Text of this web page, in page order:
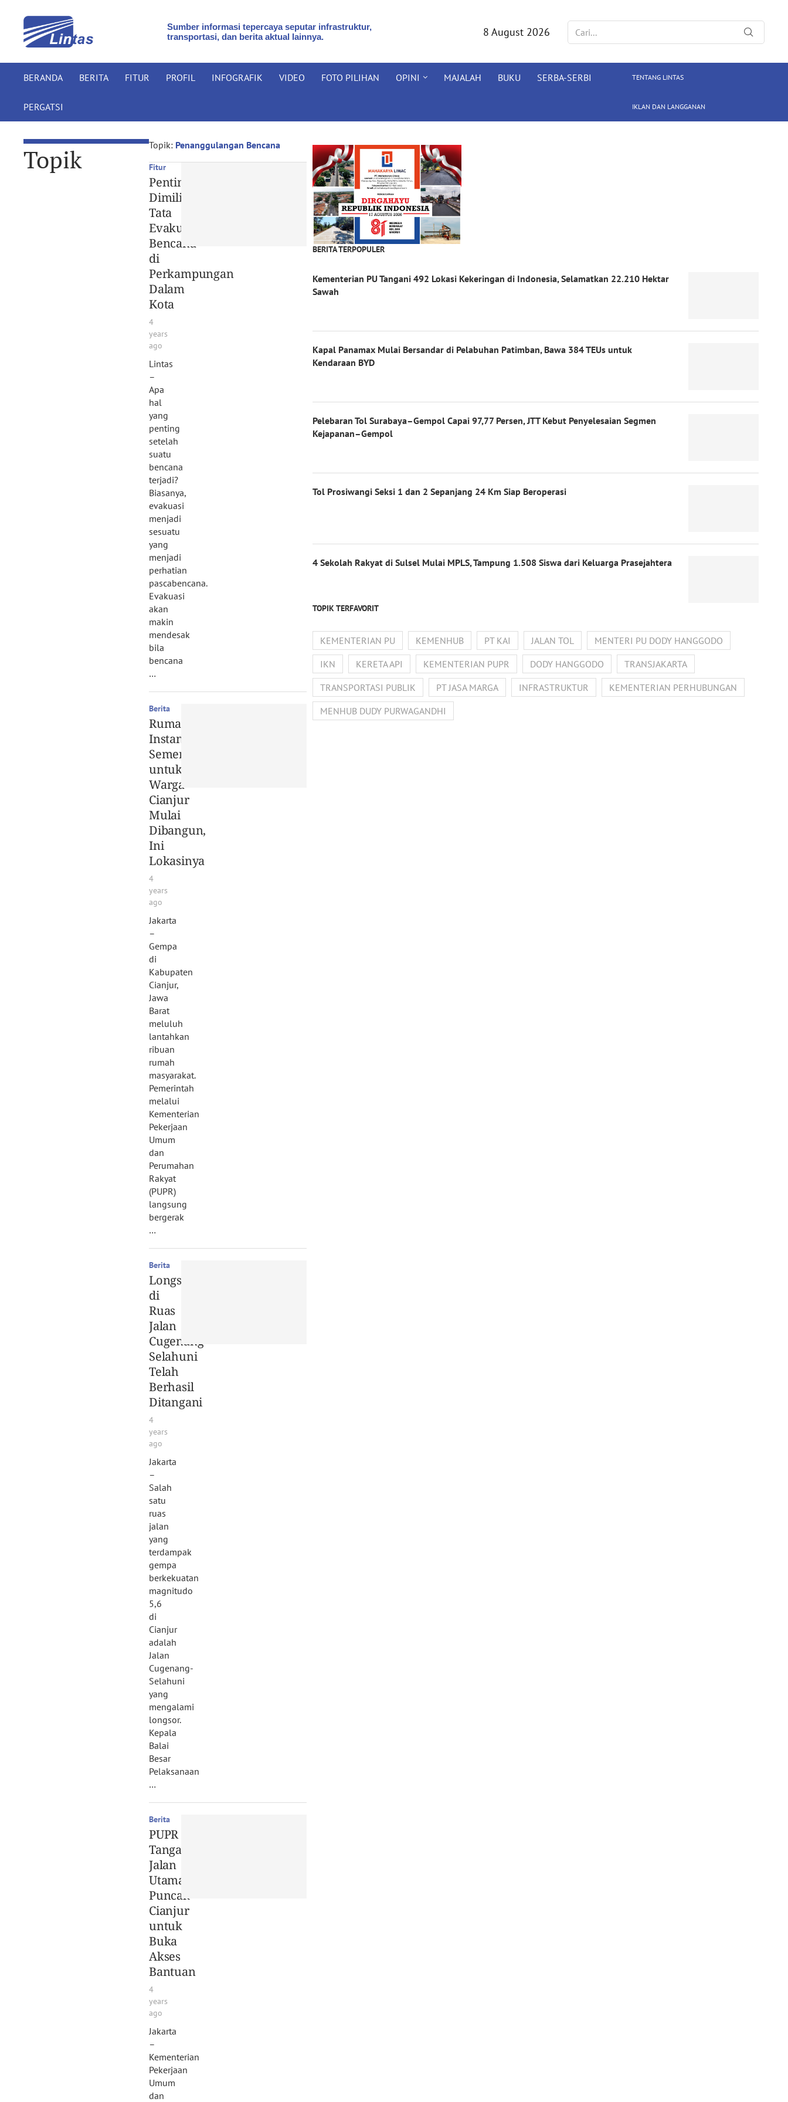
Sumber informasi tepercaya seputar infrastruktur,
transportasi, dan berita aktual lainnya.
8 August 2026
BERANDA BERITA FITUR PROFIL INFOGRAFIK VIDEO FOTO PILIHAN OPINI MAJALAH BUKU SERBA-SERBI
PERGATSI
TENTANG LINTAS
IKLAN DAN LANGGANAN
Topik Topik: Penanggulangan Bencana
Fitur
Penting
Dimiliki,
Tata
Evakuasi
Bencana
di
Perkampungan
Dalam
Kota
4
years
ago
Lintas
–
Apa
hal
yang
penting
setelah
suatu
bencana
terjadi?
Biasanya,
evakuasi
menjadi
sesuatu
yang
menjadi
perhatian
pascabencana.
Evakuasi
akan
makin
mendesak
bila
bencana
…
Berita
Rumah
Instan
Sementara
untuk
Warga
Cianjur
Mulai
Dibangun,
Ini
Lokasinya
4
years
ago
Jakarta
–
Gempa
di
Kabupaten
Cianjur,
Jawa
Barat
meluluh
lantahkan
ribuan
rumah
masyarakat.
Pemerintah
melalui
Kementerian
Pekerjaan
Umum
dan
Perumahan
Rakyat
(PUPR)
langsung
bergerak
…
Berita
Longsor
di
Ruas
Jalan
Cugenang-
Selahuni
Telah
Berhasil
Ditangani
4
years
ago
Jakarta
–
Salah
satu
ruas
jalan
yang
terdampak
gempa
berkekuatan
magnitudo
5,6
di
Cianjur
adalah
Jalan
Cugenang-
Selahuni
yang
mengalami
longsor.
Kepala
Balai
Besar
Pelaksanaan
…
Berita
PUPR
Tangani
Jalan
Utama
Puncak-
Cianjur
untuk
Buka
Akses
Bantuan
4
years
ago
Jakarta
–
Kementerian
Pekerjaan
Umum
dan
BERITA TERPOPULER
Kementerian PU Tangani 492 Lokasi Kekeringan di Indonesia, Selamatkan 22.210 Hektar
Sawah
Kapal Panamax Mulai Bersandar di Pelabuhan Patimban, Bawa 384 TEUs untuk
Kendaraan BYD
Pelebaran Tol Surabaya–Gempol Capai 97,77 Persen, JTT Kebut Penyelesaian Segmen
Kejapanan–Gempol
Tol Prosiwangi Seksi 1 dan 2 Sepanjang 24 Km Siap Beroperasi
4 Sekolah Rakyat di Sulsel Mulai MPLS, Tampung 1.508 Siswa dari Keluarga Prasejahtera
TOPIK TERFAVORIT
KEMENTERIAN PU KEMENHUB PT KAI JALAN TOL
MENTERI PU DODY HANGGODO
IKN
KERETA API KEMENTERIAN PUPR DODY HANGGODO
TRANSJAKARTA
TRANSPORTASI PUBLIK
PT JASA MARGA INFRASTRUKTUR
KEMENTERIAN PERHUBUNGAN
MENHUB DUDY PURWAGANDHI